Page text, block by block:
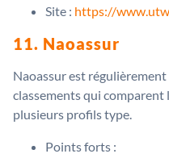
Site : https://
11. Naoassur
Naoassur est
classements qui comparent
plusieurs profils type.
Points forts :